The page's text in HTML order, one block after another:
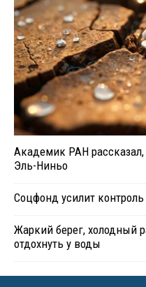
Академик РАН
Эль-Ниньо
Соцфонд усилит
Жаркий берег, холодный
отдохнуть у воды